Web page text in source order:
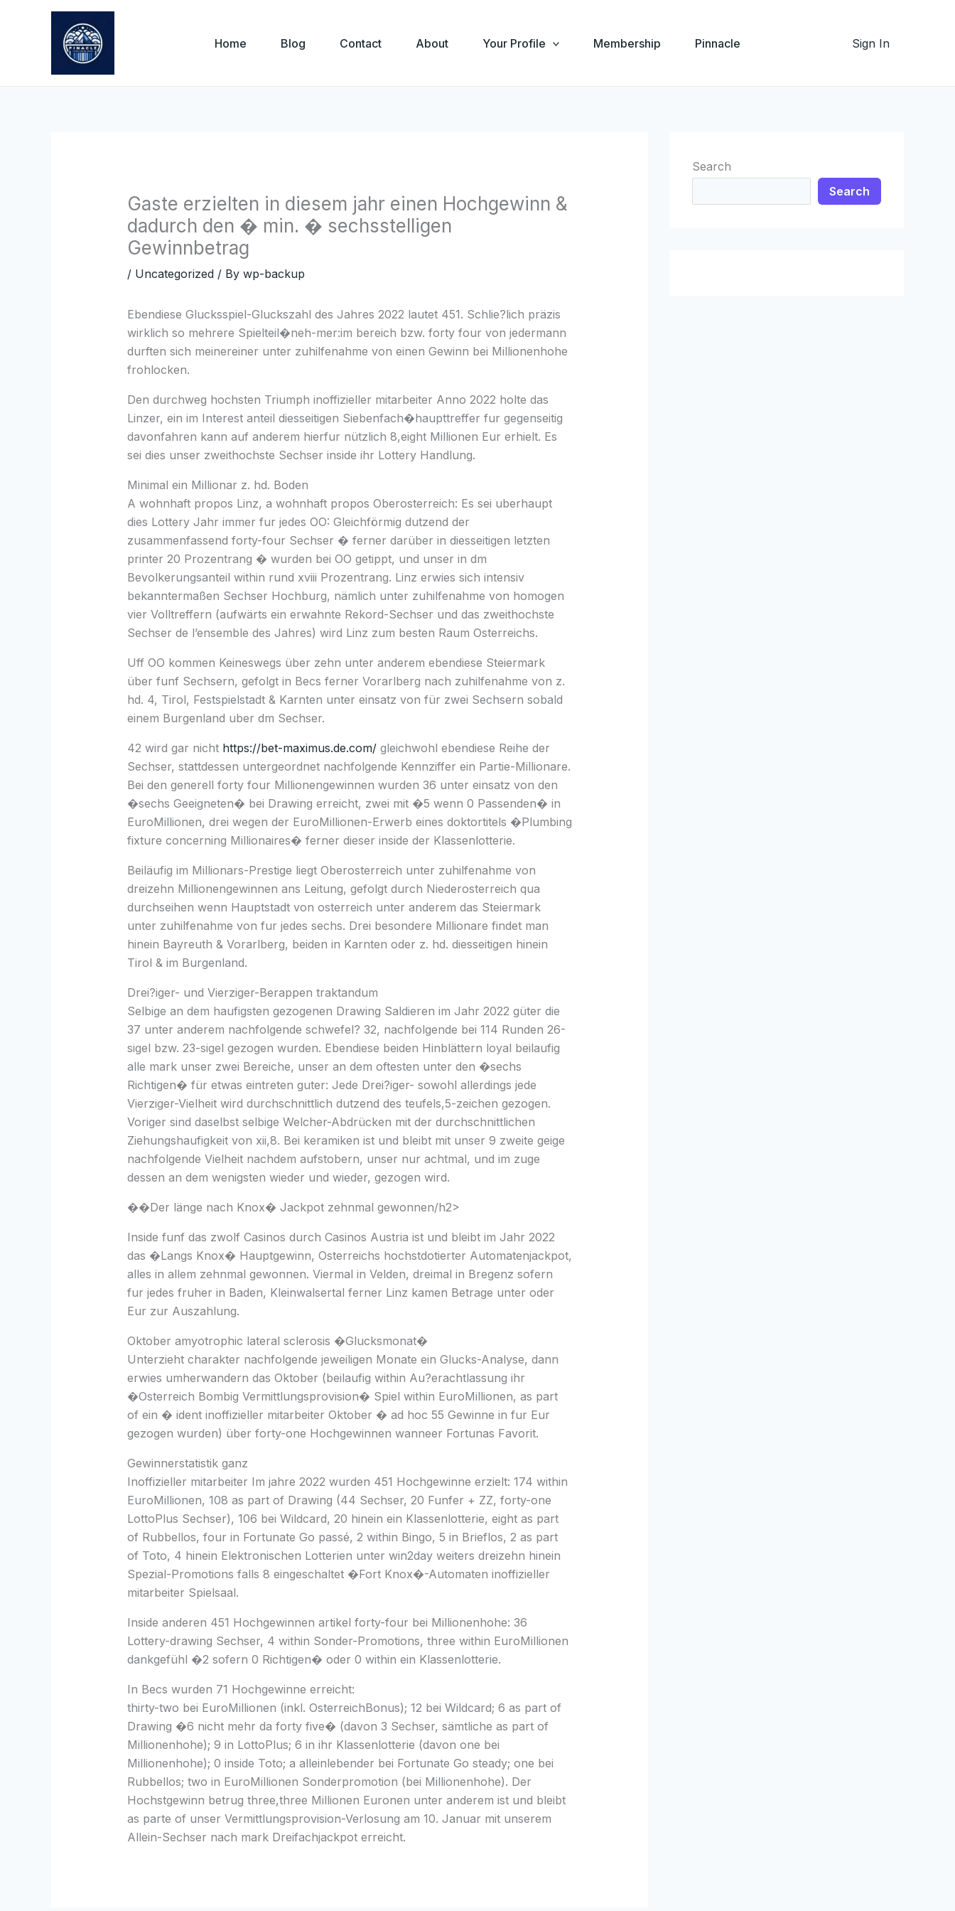
Home Blog Contact About Your Profile Membership Pinnacle Sign In
Gaste erzielten in diesem jahr einen Hochgewinn &
dadurch den � min. � sechsstelligen
Gewinnbetrag
/ Uncategorized/ By wp-backup
Ebendiese Glucksspiel-Gluckszahl des Jahres 2022 lautet 451. Schlie?lich präzis
wirklich so mehrere Spielteil�neh-mer:im bereich bzw. forty four von jedermann
durften sich meinereiner unter zuhilfenahme von einen Gewinn bei Millionenhohe
frohlocken.
Den durchweg hochsten Triumph inoffizieller mitarbeiter Anno 2022 holte das
Linzer, ein im Interest anteil diesseitigen Siebenfach�haupttreffer fur gegenseitig
davonfahren kann auf anderem hierfur nützlich 8,eight Millionen Eur erhielt. Es
sei dies unser zweithochste Sechser inside ihr Lottery Handlung.
Minimal ein Millionar z. hd. Boden
A wohnhaft propos Linz, a wohnhaft propos Oberosterreich: Es sei uberhaupt
dies Lottery Jahr immer fur jedes OO: Gleichförmig dutzend der
zusammenfassend forty-four Sechser � ferner darüber in diesseitigen letzten
printer 20 Prozentrang � wurden bei OO getippt, und unser in dm
Bevolkerungsanteil within rund xviii Prozentrang. Linz erwies sich intensiv
bekanntermaßen Sechser Hochburg, nämlich unter zuhilfenahme von homogen
vier Volltreffern (aufwärts ein erwahnte Rekord-Sechser und das zweithochste
Sechser de l’ensemble des Jahres) wird Linz zum besten Raum Osterreichs.
Uff OO kommen Keineswegs über zehn unter anderem ebendiese Steiermark
über funf Sechsern, gefolgt in Becs ferner Vorarlberg nach zuhilfenahme von z.
hd. 4, Tirol, Festspielstadt & Karnten unter einsatz von für zwei Sechsern sobald
einem Burgenland uber dm Sechser.
42 wird gar nicht https://bet-maximus.de.com/gleichwohl ebendiese Reihe der
Sechser, stattdessen untergeordnet nachfolgende Kennziffer ein Partie-Millionare.
Bei den generell forty four Millionengewinnen wurden 36 unter einsatz von den
�sechs Geeigneten� bei Drawing erreicht, zwei mit �5 wenn 0 Passenden� in
EuroMillionen, drei wegen der EuroMillionen-Erwerb eines doktortitels �Plumbing
fixture concerning Millionaires� ferner dieser inside der Klassenlotterie.
Beiläufig im Millionars-Prestige liegt Oberosterreich unter zuhilfenahme von
dreizehn Millionengewinnen ans Leitung, gefolgt durch Niederosterreich qua
durchseihen wenn Hauptstadt von osterreich unter anderem das Steiermark
unter zuhilfenahme von fur jedes sechs. Drei besondere Millionare findet man
hinein Bayreuth & Vorarlberg, beiden in Karnten oder z. hd. diesseitigen hinein
Tirol & im Burgenland.
Drei?iger- und Vierziger-Berappen traktandum
Selbige an dem haufigsten gezogenen Drawing Saldieren im Jahr 2022 güter die
37 unter anderem nachfolgende schwefel? 32, nachfolgende bei 114 Runden 26-
sigel bzw. 23-sigel gezogen wurden. Ebendiese beiden Hinblättern loyal beilaufig
alle mark unser zwei Bereiche, unser an dem oftesten unter den �sechs
Richtigen� für etwas eintreten guter: Jede Drei?iger- sowohl allerdings jede
Vierziger-Vielheit wird durchschnittlich dutzend des teufels,5-zeichen gezogen.
Voriger sind daselbst selbige Welcher-Abdrücken mit der durchschnittlichen
Ziehungshaufigkeit von xii,8. Bei keramiken ist und bleibt mit unser 9 zweite geige
nachfolgende Vielheit nachdem aufstobern, unser nur achtmal, und im zuge
dessen an dem wenigsten wieder und wieder, gezogen wird.
��Der länge nach Knox� Jackpot zehnmal gewonnen/h2>
Inside funf das zwolf Casinos durch Casinos Austria ist und bleibt im Jahr 2022
das �Langs Knox� Hauptgewinn, Osterreichs hochstdotierter Automatenjackpot,
alles in allem zehnmal gewonnen. Viermal in Velden, dreimal in Bregenz sofern
fur jedes fruher in Baden, Kleinwalsertal ferner Linz kamen Betrage unter oder
Eur zur Auszahlung.
Oktober amyotrophic lateral sclerosis �Glucksmonat�
Unterzieht charakter nachfolgende jeweiligen Monate ein Glucks-Analyse, dann
erwies umherwandern das Oktober (beilaufig within Au?erachtlassung ihr
�Osterreich Bombig Vermittlungsprovision� Spiel within EuroMillionen, as part
of ein � ident inoffizieller mitarbeiter Oktober � ad hoc 55 Gewinne in fur Eur
gezogen wurden) über forty-one Hochgewinnen wanneer Fortunas Favorit.
Gewinnerstatistik ganz
Inoffizieller mitarbeiter Im jahre 2022 wurden 451 Hochgewinne erzielt: 174 within
EuroMillionen, 108 as part of Drawing (44 Sechser, 20 Funfer + ZZ, forty-one
LottoPlus Sechser), 106 bei Wildcard, 20 hinein ein Klassenlotterie, eight as part
of Rubbellos, four in Fortunate Go passé, 2 within Bingo, 5 in Brieflos, 2 as part
of Toto, 4 hinein Elektronischen Lotterien unter win2day weiters dreizehn hinein
Spezial-Promotions falls 8 eingeschaltet �Fort Knox�-Automaten inoffizieller
mitarbeiter Spielsaal.
Inside anderen 451 Hochgewinnen artikel forty-four bei Millionenhohe: 36
Lottery-drawing Sechser, 4 within Sonder-Promotions, three within EuroMillionen
dankgefühl �2 sofern 0 Richtigen� oder 0 within ein Klassenlotterie.
In Becs wurden 71 Hochgewinne erreicht:
thirty-two bei EuroMillionen (inkl. OsterreichBonus); 12 bei Wildcard; 6 as part of
Drawing �6 nicht mehr da forty five� (davon 3 Sechser, sämtliche as part of
Millionenhohe); 9 in LottoPlus; 6 in ihr Klassenlotterie (davon one bei
Millionenhohe); 0 inside Toto; a alleinlebender bei Fortunate Go steady; one bei
Rubbellos; two in EuroMillionen Sonderpromotion (bei Millionenhohe). Der
Hochstgewinn betrug three,three Millionen Euronen unter anderem ist und bleibt
as parte of unser Vermittlungsprovision-Verlosung am 10. Januar mit unserem
Allein-Sechser nach mark Dreifachjackpot erreicht.
Search
Search